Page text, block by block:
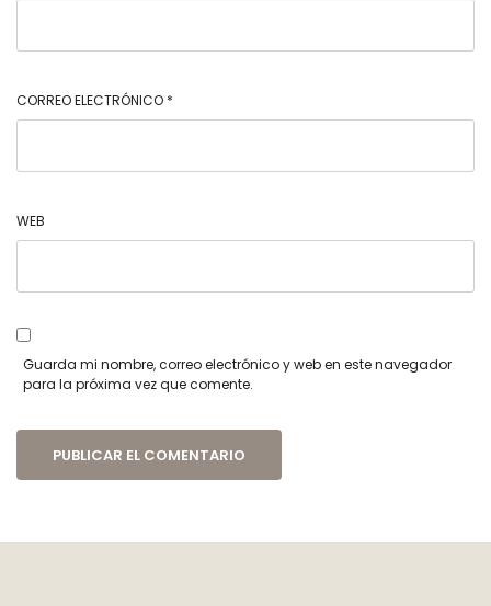
CORREO ELECTRÓNICO *
WEB
Guarda mi nombre, correo electrónico y web en este navegador
para la próxima vez que comente.